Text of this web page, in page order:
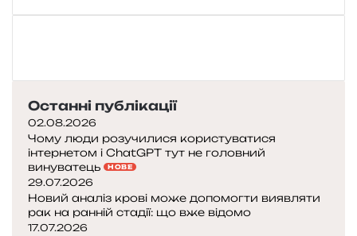
з
н
у
л
я
б
е
Останні публікації
02.08.2026
Чому люди розучилися користуватися
інтернетом і ChatGPT тут не головний
винуватець
НОВЕ
29.07.2026
Новий аналіз крові може допомогти виявляти
рак на ранній стадії: що вже відомо
17.07.2026